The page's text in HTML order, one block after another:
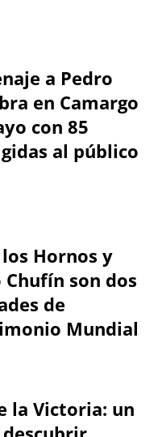
a Pedro
en Camargo
con 85
al público
Hornos y
son dos
de
Mundial
la Victoria: un